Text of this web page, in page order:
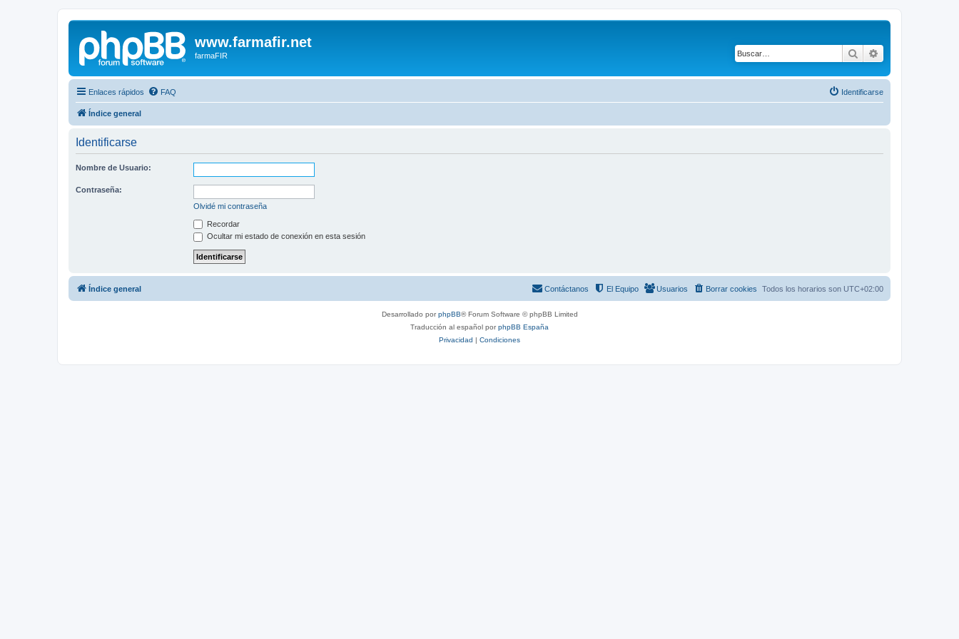
www.farmafir.net
farmaFIR Buscar
Enlaces rápidos FAQ Identificarse
Índice general
Identificarse
Nombre de Usuario:
Contraseña:
Olvidé mi contraseña
Recordar
Ocultar mi estado de conexión en esta sesión
Índice general Todos los horarios son UTC+02:00
Borrar cookies
Usuarios
El Equipo
Contáctanos
Desarrollado porphpBB® Forum Software © phpBB Limited
Traducción al español porphpBB España
Privacidad | Condiciones